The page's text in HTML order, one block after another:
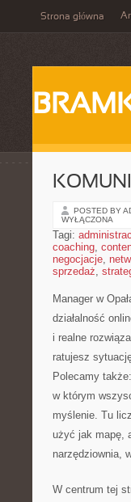
Strona główna
POSTED BY
WYŁĄCZONA
Tagi:
coaching,
negocjacje,
sprzedaż,
Manager w
działalność
i realne
ratujesz
Polecamy także:
w którym
myślenie. Tu
użyć jak mapę,
narzędziownia,
W centrum tej